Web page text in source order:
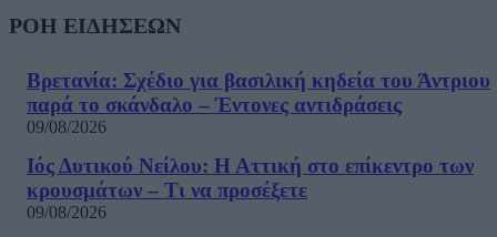
ΡΟΗ ΕΙΔΗΣΕΩΝ
Βρετανία: Σχέδιο για βασιλική κηδεία του Άντριου
παρά το σκάνδαλο – Έντονες αντιδράσεις
09/08/2026
Ιός Δυτικού Νείλου: Η Αττική στο επίκεντρο των
κρουσμάτων – Τι να προσέξετε
09/08/2026